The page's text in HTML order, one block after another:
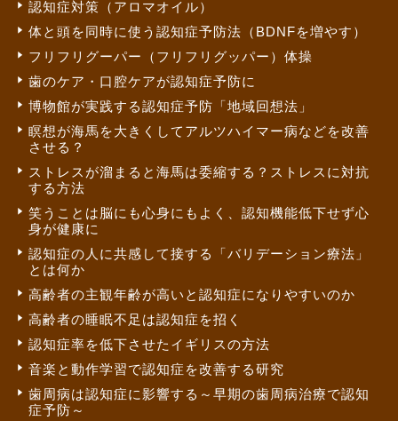
認知症対策（アロマオイル）
体と頭を同時に使う認知症予防法（BDNFを増やす）
フリフリグーパー（フリフリグッパー）体操
歯のケア・口腔ケアが認知症予防に
博物館が実践する認知症予防「地域回想法」
瞑想が海馬を大きくしてアルツハイマー病などを改善
させる？
ストレスが溜まると海馬は委縮する？ストレスに対抗
する方法
笑うことは脳にも心身にもよく、認知機能低下せず心
身が健康に
認知症の人に共感して接する「バリデーション療法」
とは何か
高齢者の主観年齢が高いと認知症になりやすいのか
高齢者の睡眠不足は認知症を招く
認知症率を低下させたイギリスの方法
音楽と動作学習で認知症を改善する研究
歯周病は認知症に影響する～早期の歯周病治療で認知
症予防～